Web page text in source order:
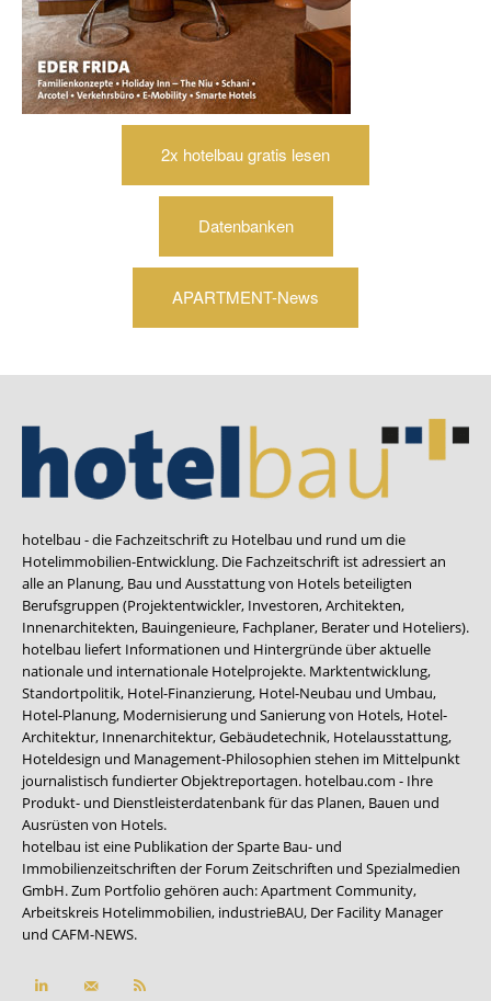
2x hotelbau gratis lesen
Datenbanken
APARTMENT-News
hotelbau - die Fachzeitschrift zu Hotelbau und rund um die
Hotelimmobilien-Entwicklung. Die Fachzeitschrift ist adressiert an
alle an Planung, Bau und Ausstattung von Hotels beteiligten
Berufsgruppen (Projektentwickler, Investoren, Architekten,
Innenarchitekten, Bauingenieure, Fachplaner, Berater und Hoteliers).
hotelbau liefert Informationen und Hintergründe über aktuelle
nationale und internationale Hotelprojekte. Marktentwicklung,
Standortpolitik, Hotel-Finanzierung, Hotel-Neubau und Umbau,
Hotel-Planung, Modernisierung und Sanierung von Hotels, Hotel-
Architektur, Innenarchitektur, Gebäudetechnik, Hotelausstattung,
Hoteldesign und Management-Philosophien stehen im Mittelpunkt
journalistisch fundierter Objektreportagen. hotelbau.com - Ihre
Produkt- und Dienstleisterdatenbank für das Planen, Bauen und
Ausrüsten von Hotels.
hotelbau ist eine Publikation der Sparte Bau- und
Immobilienzeitschriften der Forum Zeitschriften und Spezialmedien
GmbH. Zum Portfolio gehören auch:Apartment Community,
Arbeitskreis Hotelimmobilien, industrieBAU, Der Facility Manager
und CAFM-NEWS.